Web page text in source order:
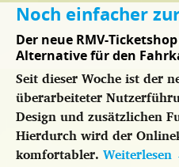
Noch einfacher
Der neue RMV-
Alternative für den
Seit dieser Woche ist der
überarbeiteter
Design und zusätzlichen
Hierdurch wird der
komfortabler. Weiterlesen